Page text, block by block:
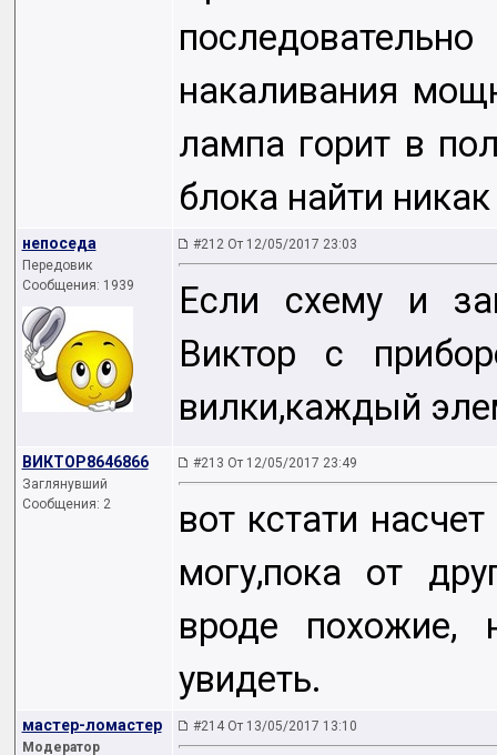
накаливания
лампа горит в
блока найти
непоседа
Передовик
Сообщения: 1939
#212 От 12/05/2017 23:03
Если схему и
Виктор с
вилки,каждый
ВИКТОР8646866
Заглянувший
Сообщения: 2
#213 От 12/05/2017 23:49
вот кстати
могу,пока от
вроде похожие,
увидеть.
мастер-ломастер
Модератор
#214 От 13/05/2017 13:10